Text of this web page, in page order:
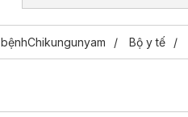
bệnhChikungunyam Bộ y tế